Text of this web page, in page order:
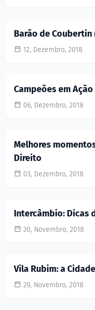
Barão de Coubertin
12, Dezembro, 2018
Campeões em Ação
06, Dezembro, 2018
Melhores
Direito
03, Dezembro, 2018
Intercâmbio: Dicas
30, Novembro, 2018
Vila Rubim: a
29, Novembro, 2018